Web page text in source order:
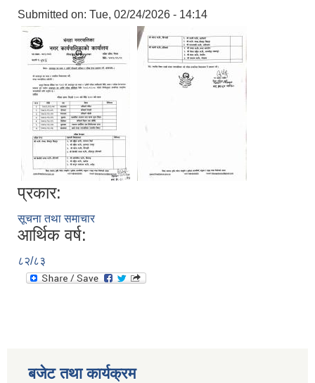
Submitted on: Tue, 02/24/2026 - 14:14
प्रकार:
सूचना तथा समाचार
आर्थिक वर्ष:
८२/८३
बजेट तथा कार्यक्रम